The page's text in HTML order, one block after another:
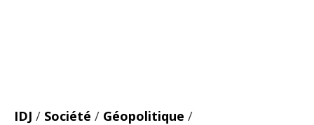
IDJ / Société / Géopolitique /